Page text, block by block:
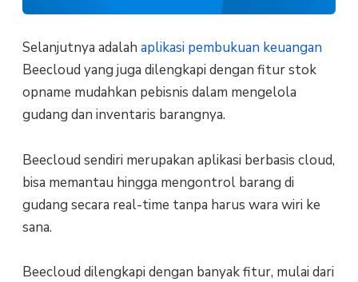
Selanjutnya adalah aplikasi pembukuan keuangan
Beecloud yang juga dilengkapi dengan fitur stok
opname mudahkan pebisnis dalam mengelola
gudang dan inventaris barangnya.
Beecloud sendiri merupakan aplikasi berbasis cloud,
bisa memantau hingga mengontrol barang di
gudang secara real-time tanpa harus wara wiri ke
sana.
Beecloud dilengkapi dengan banyak fitur, mulai dari